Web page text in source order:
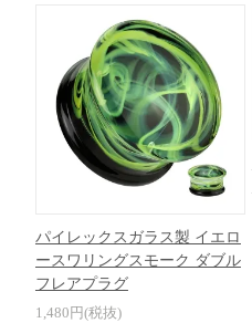
パイレックスガラス製 イエロ
ースワリングスモーク ダブル
フレアプラグ
1,480円(税抜)